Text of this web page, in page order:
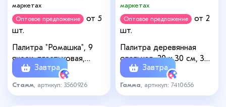
маркетах
Оптовое предложение
от 5
шт.
Палитра "Ромашка", 9
ячеек, пластиковая,
прозрачная, мини
Завтра
Стамм , артикул: 3560926
маркетах
Оптовое предложение
от 2
шт.
Палитра деревянная
овальная, 20 х 30 см, 3
мм, Гамма "Студия",
261018_01
Завтра
Гамма , артикул: 7410656